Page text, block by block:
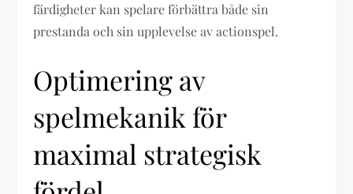
färdigheter kan spelare förbättra både sin
prestanda och sin upplevelse av actionspel.
Optimering av
spelmekanik för
maximal strategisk